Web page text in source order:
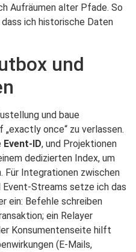
Aufräumen alter Pfade. So
ich historische Daten
und
und baue
once“ zu verlassen.
Event‑ID, und Projektionen
dedizierten Index, um
Für Integrationen zwischen
setze ich das
ein: Befehle schreiben
ein Relayer
Konsumentenseite hilft
(E‑Mails,